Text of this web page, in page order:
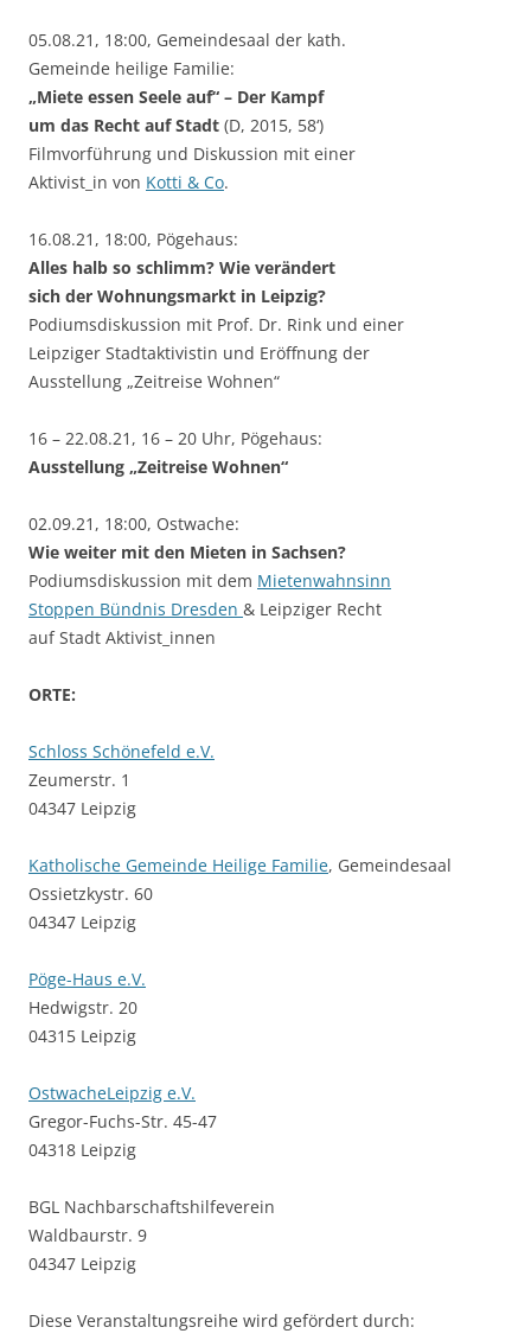
05.08.21, 18:00, Gemeindesaal der kath.
Gemeinde heilige Familie:
„Miete essen Seele auf“ – Der Kampf
um das Recht auf Stadt (D, 2015, 58‘)
Filmvorführung und Diskussion mit einer
Aktivist_in von Kotti & Co.
16.08.21, 18:00, Pögehaus:
Alles halb so schlimm? Wie verändert
sich der Wohnungsmarkt in Leipzig?
Podiumsdiskussion mit Prof. Dr. Rink und einer
Leipziger Stadtaktivistin und Eröffnung der
Ausstellung „Zeitreise Wohnen“
16 – 22.08.21, 16 – 20 Uhr, Pögehaus:
Ausstellung „Zeitreise Wohnen“
02.09.21, 18:00, Ostwache:
Wie weiter mit den Mieten in Sachsen?
Podiumsdiskussion mit dem Mietenwahnsinn
Stoppen Bündnis Dresden & Leipziger Recht
auf Stadt Aktivist_innen
ORTE:
Schloss Schönefeld e.V.
Zeumerstr. 1
04347 Leipzig
Katholische Gemeinde Heilige Familie, Gemeindesaal
Ossietzkystr. 60
04347 Leipzig
Pöge-Haus e.V.
Hedwigstr. 20
04315 Leipzig
OstwacheLeipzig e.V.
Gregor-Fuchs-Str. 45-47
04318 Leipzig
BGL Nachbarschaftshilfeverein
Waldbaurstr. 9
04347 Leipzig
Diese Veranstaltungsreihe wird gefördert durch: